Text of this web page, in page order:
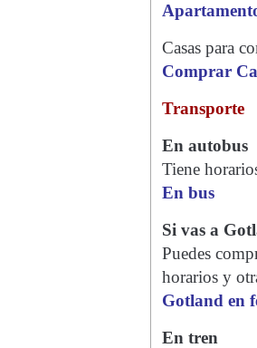
Casas para
Comprar
Transporte
En autobus
Tiene
En bus
Si vas a
Puedes
horarios y
Gotland en
En tren